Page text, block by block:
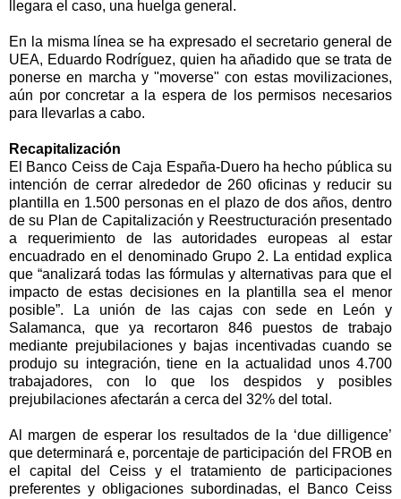
llegara el caso, una huelga general.
En la misma línea se ha expresado el secretario general de
UEA, Eduardo Rodríguez, quien ha añadido que se trata de
ponerse en marcha y "moverse" con estas movilizaciones,
aún por concretar a la espera de los permisos necesarios
para llevarlas a cabo.
Recapitalización
El Banco Ceiss de Caja España-Duero ha hecho pública su
intención de cerrar alrededor de 260 oficinas y reducir su
plantilla en 1.500 personas en el plazo de dos años, dentro
de su Plan de Capitalización y Reestructuración presentado
a requerimiento de las autoridades europeas al estar
encuadrado en el denominado Grupo 2. La entidad explica
que “analizará todas las fórmulas y alternativas para que el
impacto de estas decisiones en la plantilla sea el menor
posible”. La unión de las cajas con sede en León y
Salamanca, que ya recortaron 846 puestos de trabajo
mediante prejubilaciones y bajas incentivadas cuando se
produjo su integración, tiene en la actualidad unos 4.700
trabajadores, con lo que los despidos y posibles
prejubilaciones afectarán a cerca del 32% del total.
Al margen de esperar los resultados de la ‘due dilligence’
que determinará e, porcentaje de participación del FROB en
el capital del Ceiss y el tratamiento de participaciones
preferentes y obligaciones subordinadas, el Banco Ceiss